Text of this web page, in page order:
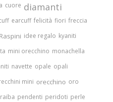
cuore diamanti
earcuff felicità fiori freccia
idee regalo kyaniti
mini orecchino monachella
navette opale opali
mini orecchino oro
pendenti peridoti perle